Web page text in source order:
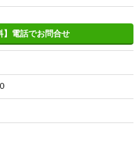
】電話でお問合せ